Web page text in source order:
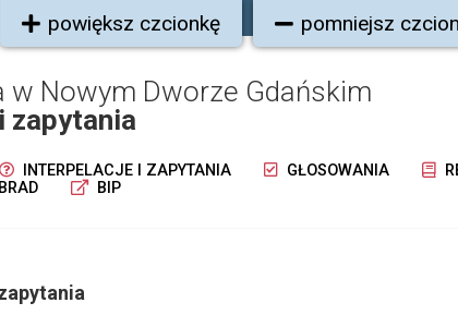
powiększ czcionkę pomniejsz
w Nowym Dworze Gdańskim
zapytania
INTERPELACJE I ZAPYTANIA GŁOSOWANIA
BIP